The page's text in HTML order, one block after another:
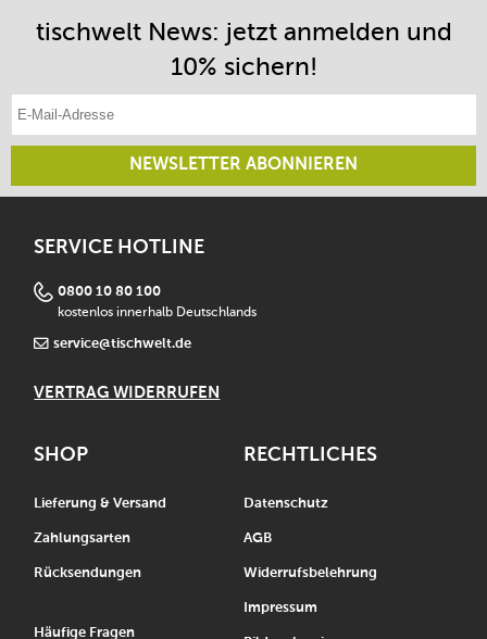
tischwelt News: jetzt anmelden und
10% sichern!
NEWSLETTER ABONNIEREN
SERVICE HOTLINE
0800 10 80 100
kostenlos innerhalb Deutschlands
service@tischwelt.de
VERTRAG WIDERRUFEN
SHOP
Lieferung & Versand
Zahlungsarten
Rücksendungen
Häufige Fragen
RECHTLICHES
Datenschutz
AGB
Widerrufsbelehrung
Impressum